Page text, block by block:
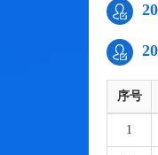
序号
1